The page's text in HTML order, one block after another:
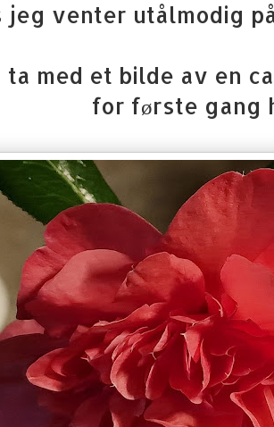
jeg venter utålmodig
ta med et bilde av en
for første gang